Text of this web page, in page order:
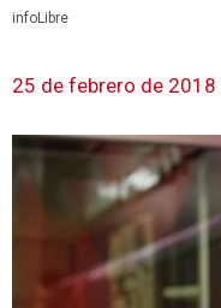
infoLibre
25 de febrero de 2018